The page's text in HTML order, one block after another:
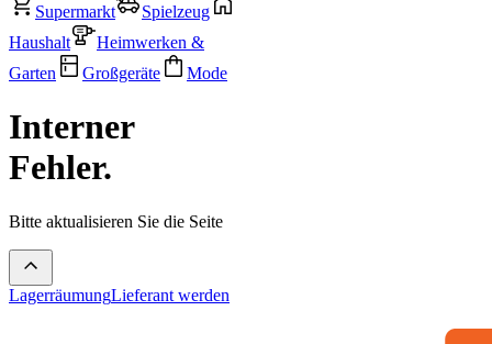
Supermarkt
Spielzeug
Haushalt
Heimwerken &
Garten
Großgeräte Mode
Interner
Fehler.
Bitte aktualisieren Sie die Seite
LagerräumungLieferant werden